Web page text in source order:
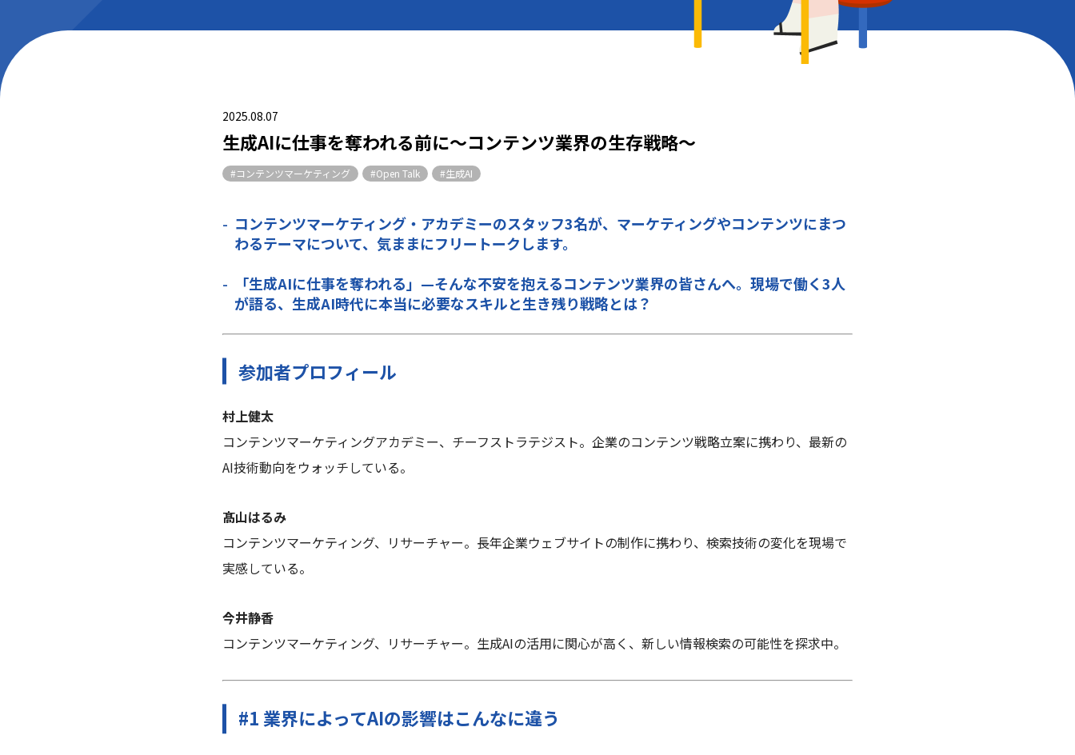
2025.08.07
生成AIに仕事を奪われる前に～コンテンツ業界の生存戦略～
#コンテンツマーケティング #Open Talk #生成AI
コンテンツマーケティング・アカデミーのスタッフ3名が、マーケティングやコンテンツにまつ
わるテーマについて、気ままにフリートークします。
「生成AIに仕事を奪われる 」—そんな不安を抱えるコンテンツ業界の皆さんへ。現場で働く3人
が語る、生成AI時代に本当に必要なスキルと生き残り戦略とは？
参加者プロフィール
村上健太
コンテンツマーケティングアカデミー、チーフストラテジスト。企業のコンテンツ戦略立案に携わり、最新の
AI技術動向をウォッチしている。
髙山はるみ
コンテンツマーケティング、リサーチャー。長年企業ウェブサイトの制作に携わり、検索技術の変化を現場で
実感している。
今井静香
コンテンツマーケティング、リサーチャー。生成AIの活用に関心が高く、新しい情報検索の可能性を探求中。
#1 業界によってAIの影響はこんなに違う